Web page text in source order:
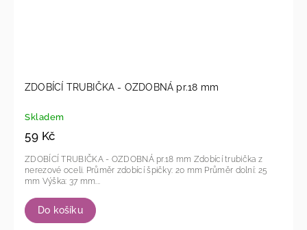
ZDOBÍCÍ TRUBIČKA - OZDOBNÁ pr.18 mm
Skladem
59 Kč
Do košíku
ZDOBÍCÍ TRUBIČKA - OZDOBNÁ pr.18 mm Zdobící trubička z
nerezové oceli. Průměr zdobící špičky: 20 mm Průměr dolní: 25
mm Výška: 37 mm...